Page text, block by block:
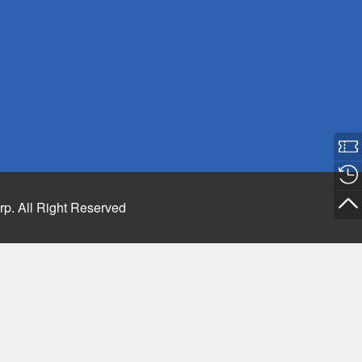
All Right Reserved